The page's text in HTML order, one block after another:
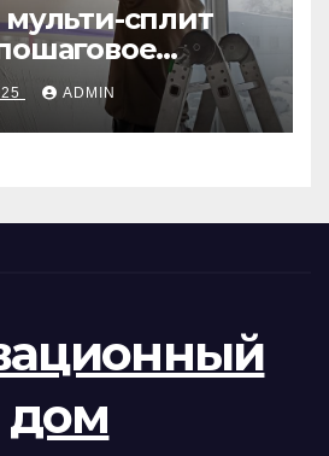
мульти-сплит
ADMIN
дом